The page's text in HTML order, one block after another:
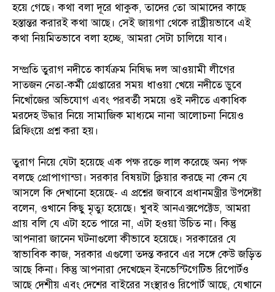
হয়ে গেছে। কথা বলা দূরে থাকুক, তাদের তো আমাদের কাছে
হস্তান্তর করারই কথা আছে। সেই জায়গা থেকে রাষ্ট্রীয়ভাবে এই
কথা নিয়মিতভাবে বলা হচ্ছে, আমরা সেটা চালিয়ে যাব।
সম্প্রতি তুরাগ নদীতে কার্যক্রম নিষিদ্ধ দল আওয়ামী লীগের
সাতজন নেতা-কর্মী গ্রেপ্তারের সময় ধাওয়া খেয়ে নদীতে ডুবে
নিখোঁজের অভিযোগ এবং পরবর্তী সময়ে ওই নদীতে একাধিক
মরদেহ উদ্ধার নিয়ে সামাজিক মাধ্যমে নানা আলোচনা নিয়েও
ব্রিফিংয়ে প্রশ্ন করা হয়।
তুরাগ নিয়ে যেটা হয়েছে এক পক্ষ রক্তে লাল করেছে অন্য পক্ষ
বলছে প্রোপাগান্ডা। সরকার বিষয়টা ক্লিয়ার করছে না কেন যে
আসলে কি দেখানো হয়েছে- এ প্রশ্নের জবাবে প্রধানমন্ত্রীর উপদেষ্টা
বলেন, ওখানে কিছু মৃত্যু হয়েছে। খুবই আনএক্সপেক্টেড, আমরা
প্রায় বলি যে এটা হতে পারে না, এটা হওয়া উচিত না। কিন্তু
আপনারা জানেন ঘটনাগুলো কীভাবে হয়েছে। সরকারের যে
স্বাভাবিক কাজ, সরকার এগুলো তদন্ত করবে এর সঙ্গে কেউ জড়িত
আছে কিনা। কিন্তু আপনারা দেখেছেন ইনভেস্টিগেটিভ রিপোর্টও
আছে দেশীয় এবং দেশের বাইরের সংস্থারও রিপোর্ট আছে, যেখানে